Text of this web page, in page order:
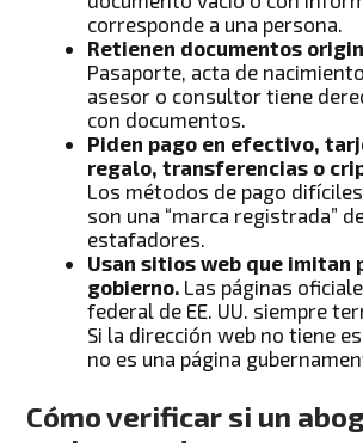
corresponde a una persona.
Retienen documentos
Pasaporte, acta de
asesor o consultor tiene
con documentos.
Piden pago en efectivo,
regalo, transferencias o
Los métodos de pago
son una “marca registrada”
estafadores.
Usan sitios web que imitan
gobierno. Las páginas
federal de EE. UU. siempre
Si la dirección web no tiene
no es una página
Cómo verificar si un